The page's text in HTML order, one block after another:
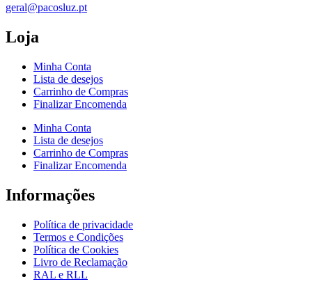
geral@pacosluz.pt
Loja
Minha Conta
Lista de desejos
Carrinho de Compras
Finalizar Encomenda
Minha Conta
Lista de desejos
Carrinho de Compras
Finalizar Encomenda
Informações
Política de privacidade
Termos e Condições
Política de Cookies
Livro de Reclamação
RAL e RLL